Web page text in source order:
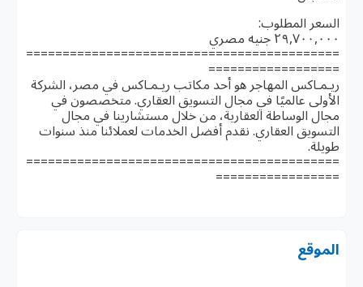
السعر المطلوب:
٢٩,٧٠٠,٠٠٠ جنيه مصري
===========================================
==================
ريـمـاكس المهاجر هو أحد مكاتب ريـمـاكس في مصر، الشركة
الأولى عالميًا في مجال التسويق العقاري. متخصصون في
مجال الوساطة العقارية، من خلال مستشارينا في مجال
التسويق العقاري. نقدم أفضل الخدمات لعملائنا منذ سنوات
طويلة.
===========================================
=================
الموقع